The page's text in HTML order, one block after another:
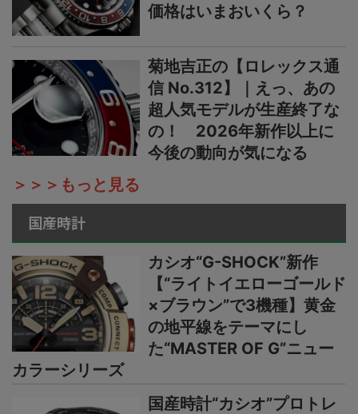
価格はいまおいくら？
菊地吉正の【ロレックス通
信 No.312】｜えっ、あの
超人気モデルが生産終了な
の！ 2026年新作以上に
今後の動向が気になる
＞＞＞もっと見る
国産時計
カシオ“G-SHOCK”新作
【“ライトイエローゴールド
×ブラウン”で3機種】黄金
の地平線をテーマにし
た“MASTER OF G”ニュー
カラーシリーズ
国産時計“カシオ”プロトレ